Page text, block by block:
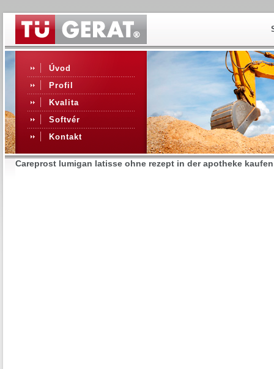
Úvod
Profil
Kvalita
Softvér
Kontakt
Careprost lumigan latisse ohne rezept in der apotheke kaufen